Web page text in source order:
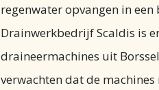
regenwater opvangen in een
Drainwerkbedrijf Scaldis is
draineermachines uit
verwachten dat de